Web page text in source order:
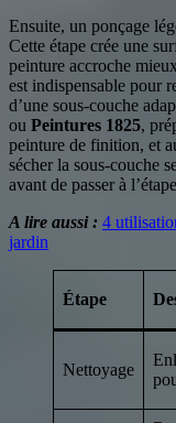
Ensuite, un ponçage
Cette étape crée une
peinture accroche
est indispensable pour
d’une sous-couche
ou Peintures 1825,
peinture de finition, et
sécher la sous-couche
avant de passer à
A lire aussi : 4
jardin
Étape
Nettoyage